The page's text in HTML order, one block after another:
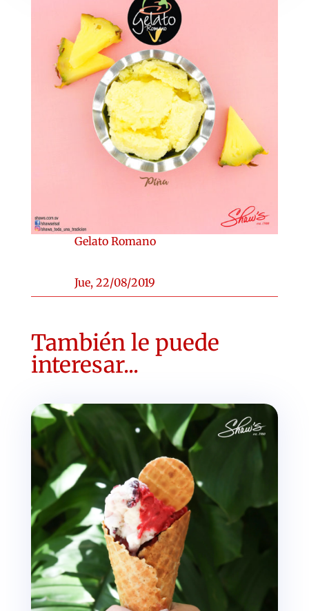
Gelato Romano
Jue, 22/08/2019
También le puede
interesar...